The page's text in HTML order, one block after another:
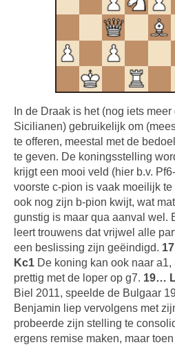
In de Draak is het (nog iets
Sicilianen) gebruikelijk om
te offeren, meestal met de
te geven. De koningsstelling
krijgt een mooi veld (hier b.v.
voorste c-pion is vaak moeilijk
ook nog zijn b-pion kwijt, wat
gunstig is maar qua aanval wel.
leert trouwens dat vrijwel alle
een beslissing zijn geëindigd.
Kc1 De koning kan ook naar
prettig met de loper op g7. 19…
Biel 2011, speelde de Bulgaar
Benjamin liep vervolgens met
probeerde zijn stelling te
ergens remise maken, maar